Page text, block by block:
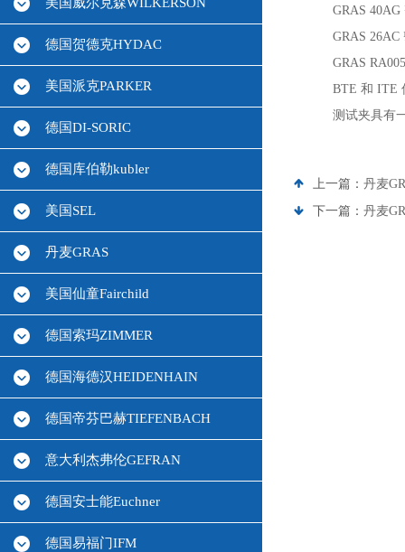
德国贺德克HYDAC
美国派克PARKER
德国DI-SORIC
德国库伯勒kubler
美国SEL
丹麦GRAS
美国仙童Fairchild
德国索玛ZIMMER
德国海德汉HEIDENHAIN
德国帝芬巴赫TIEFENBACH
意大利杰弗伦GEFRAN
德国安士能Euchner
德国易福门IFM
GRAS
GRAS
GRAS
BTE 和 ITE
测试夹具有
上一篇： 丹麦
下一篇： 丹麦